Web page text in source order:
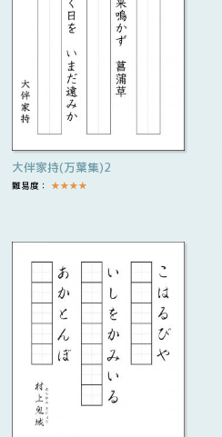
大伴家持(万葉集)2
難易度： ★★★★